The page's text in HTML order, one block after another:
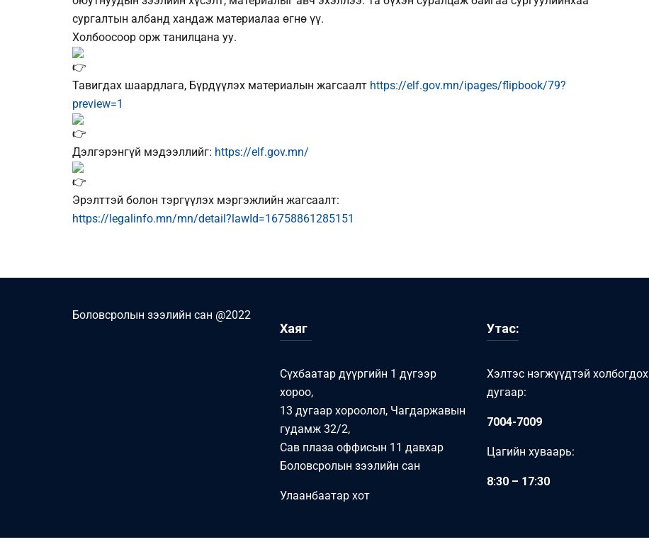
сургалтын албанд хандаж материалаа өгнө үү.
Холбоосоор орж танилцана уу.
Тавигдах шаардлага, Бүрдүүлэх материалын жагсаалт https://elf.gov.mn/ipages/flipbook/79?
preview=1
Дэлгэрэнгүй мэдээллийг: https://elf.gov.mn/
Эрэлттэй болон тэргүүлэх мэргэжлийн жагсаалт:
https://legalinfo.mn/mn/detail?lawId=16758861285151
Боловсролын зээлийн сан @2022
Хаяг
Сүхбаатар дүүргийн 1 дүгээр
хороо,
13 дугаар хороолол, Чагдаржавын
гудамж 32/2,
Сав плаза оффисын 11 давхар
Боловсролын зээлийн сан
Улаанбаатар хот
Утас:
Хэлтэс нэгжүүдтэй холбогдох
дугаар:
7004-7009
Цагийн хуваарь:
8:30 – 17:30